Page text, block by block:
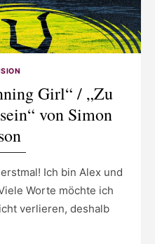
Girl“ / „Zu
von Simon
Ich bin Alex und
Worte möchte ich
verlieren, deshalb